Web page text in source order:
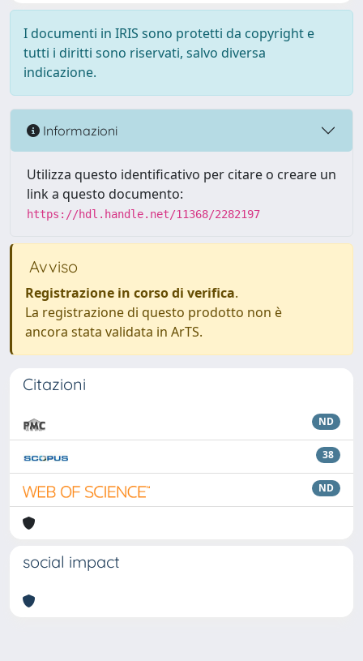
I documenti in IRIS sono protetti da copyright e
tutti i diritti sono riservati, salvo diversa
indicazione.
Informazioni
Utilizza questo identificativo per citare o creare un
link a questo documento:
https://hdl.handle.net/11368/2282197
Avviso
Registrazione in corso di verifica.
La registrazione di questo prodotto non è
ancora stata validata in ArTS.
Citazioni
ND
38
ND
social impact